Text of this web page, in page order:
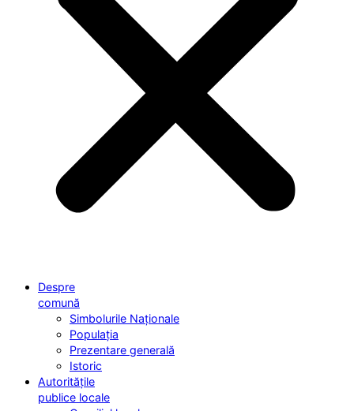
Despre
comună
Simbolurile Naționale
Populația
Prezentare generală
Istoric
Autoritățile
publice locale